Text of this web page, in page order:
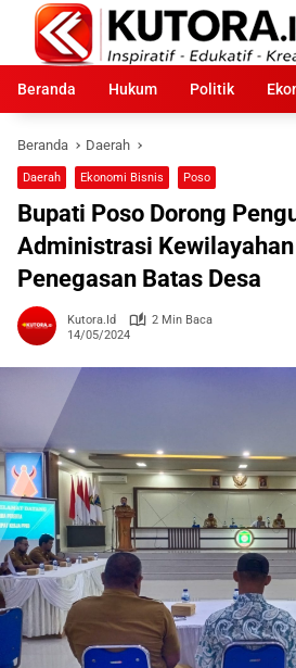
Langsung
konten
Beranda
Hukum Politik
Beranda Daerah
Daerah Ekonomi Bisnis Poso
Bupati Poso Dorong
Administrasi
Penegasan Batas Desa
Kutora.id
2 Min Baca
14/05/2024